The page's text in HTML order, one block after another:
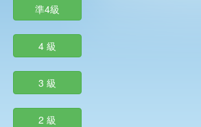
準4級
4 級
3 級
2 級